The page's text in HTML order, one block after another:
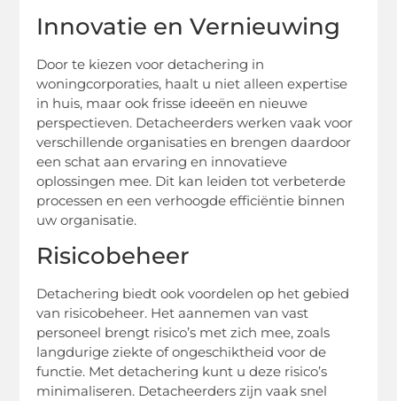
Innovatie en Vernieuwing
Door te kiezen voor detachering in
woningcorporaties, haalt u niet alleen expertise
in huis, maar ook frisse ideeën en nieuwe
perspectieven. Detacheerders werken vaak voor
verschillende organisaties en brengen daardoor
een schat aan ervaring en innovatieve
oplossingen mee. Dit kan leiden tot verbeterde
processen en een verhoogde efficiëntie binnen
uw organisatie.
Risicobeheer
Detachering biedt ook voordelen op het gebied
van risicobeheer. Het aannemen van vast
personeel brengt risico’s met zich mee, zoals
langdurige ziekte of ongeschiktheid voor de
functie. Met detachering kunt u deze risico’s
minimaliseren. Detacheerders zijn vaak snel